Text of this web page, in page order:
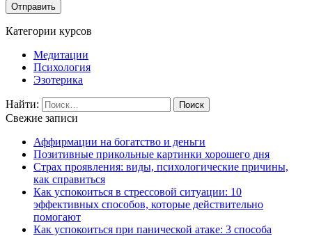
Отправить
Категории курсов
Медитации
Психология
Эзотерика
Найти:
Свежие записи
Аффирмации на богатство и деньги
Позитивные прикольные картинки хорошего дня
Страх проявления: виды, психологические причины,
как справиться
Как успокоиться в стрессовой ситуации: 10
эффективных способов, которые действительно
помогают
Как успокоиться при панической атаке: 3 способа